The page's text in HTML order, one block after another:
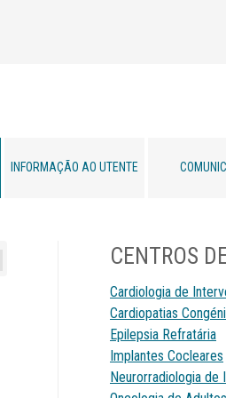
INFORMAÇÃO AO UTENTE
CENTROS
Cardiologia de
Cardiopatias
Epilepsia Refratária
Implantes Cocleares
Neurorradiologia de